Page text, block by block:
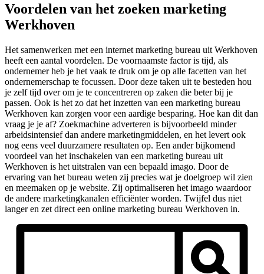
Voordelen van het zoeken marketing
Werkhoven
Het samenwerken met een internet marketing bureau uit Werkhoven
heeft een aantal voordelen. De voornaamste factor is tijd, als
ondernemer heb je het vaak te druk om je op alle facetten van het
ondernemerschap te focussen. Door deze taken uit te besteden hou
je zelf tijd over om je te concentreren op zaken die beter bij je
passen. Ook is het zo dat het inzetten van een marketing bureau
Werkhoven kan zorgen voor een aardige besparing. Hoe kan dit dan
vraag je je af? Zoekmachine adverteren is bijvoorbeeld minder
arbeidsintensief dan andere marketingmiddelen, en het levert ook
nog eens veel duurzamere resultaten op. Een ander bijkomend
voordeel van het inschakelen van een marketing bureau uit
Werkhoven is het uitstralen van een bepaald imago. Door de
ervaring van het bureau weten zij precies wat je doelgroep wil zien
en meemaken op je website. Zij optimaliseren het imago waardoor
de andere marketingkanalen efficiënter worden. Twijfel dus niet
langer en zet direct een online marketing bureau Werkhoven in.